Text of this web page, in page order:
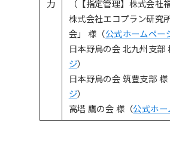
力
（【指定管理】株式会社
株式会社エコプラン研究
会」 様（公式ホームペー
日本野鳥の会 北九州支部
ジ）
日本野鳥の会 筑豊支部 様
ジ）
高塔 鷹の会 様（公式ホ